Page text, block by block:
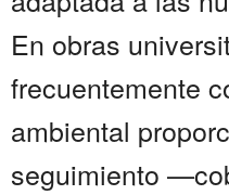
En obras
frecuentemente
ambiental
seguimiento